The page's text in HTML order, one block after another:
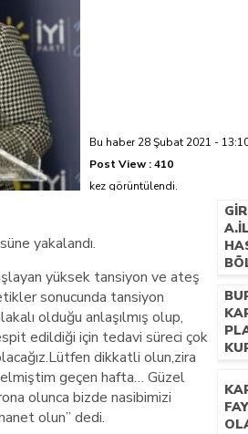
Bu haber 28 Şubat 2021 -
Post View :410
kez görüntülendi.
yakalandı.
yüksek tansiyon ve ateş
sonucunda tansiyon
olduğu anlaşılmış olup,
edildiği için tedavi süreci çok
dikkatli olun,zira
geçen hafta… Güzel
olunca bizde nasibimizi
olun” dedi.